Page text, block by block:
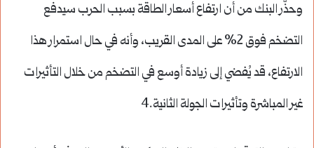
وحذّر البنك من أن ارتفاع أسعار الطاقة بسبب الحرب سيدفع
التضخم فوق 2% على المدى القريب، وأنه في حال استمرار هذا
الارتفاع، قد يُفضي إلى زيادة أوسع في التضخم من خلال التأثيرات
غير المباشرة وتأثيرات الجولة الثانية.4